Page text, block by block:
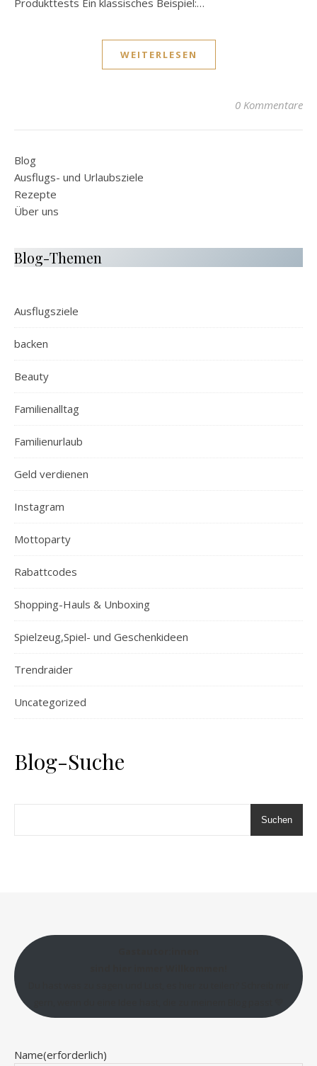
Produkttests Ein klassisches Beispiel:…
WEITERLESEN
0 Kommentare
Blog
Ausflugs- und Urlaubsziele
Rezepte
Über uns
Blog-Themen
Ausflugsziele
backen
Beauty
Familienalltag
Familienurlaub
Geld verdienen
Instagram
Mottoparty
Rabattcodes
Shopping-Hauls & Unboxing
Spielzeug,Spiel- und Geschenkideen
Trendraider
Uncategorized
Blog-Suche
Suchen
Name(erforderlich)